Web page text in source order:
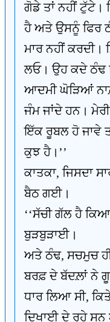
ਗੋਡੇ ਤਾਂ ਨਹੀਂ ਟੁੱਟੇ।
ਹੈ ਅਤੇ ਉਸਨੂੰ ਫਿਰ
ਮਾਰ ਨਹੀਂ
ਲਓ। ਉਹ ਕਦੇ ਠੰਢ
ਆਦਮੀ ਘੋੜਿਆਂ
ਜੰਮ ਜਾਂਦੇ ਹਨ।
ਇੱਕ ਰੂਬਲ ਹੋ ਜਾਵੇ
ਕੁਝ ਹੈ।’’
ਕਾਤਕਾ, ਜਿਸਦਾ
ਬੈਠ ਗਈ।
‘‘ਸੱਚੀ ਗੱਲ ਹੈ
ਬੁੜਬੁੜਾਈ।
ਅਤੇ ਠੰਢ, ਸਚਮੁਚ
ਬਰਫ਼ ਦੇ ਬੱਦਲ਼ਾਂ ਨੇ
ਧਾਰ ਲਿਆ ਸੀ,
ਦਿਖਾਈ ਦੇ ਰਹੇ ਸਨ